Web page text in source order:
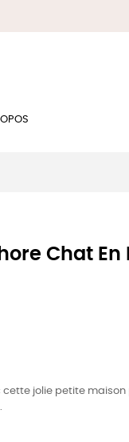
Chat En
cette jolie petite